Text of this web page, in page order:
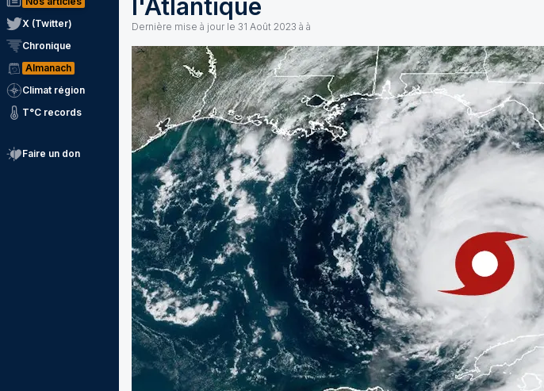
X (Twitter)
Chronique
Almanach
Climat région
T°C records
Faire un don
l'Atlantique
Dernière mise à jour le 31 Août 2023 à à